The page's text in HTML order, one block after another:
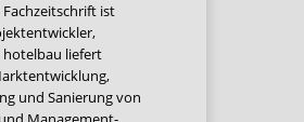
ist
hotelbau liefert
und Sanierung von